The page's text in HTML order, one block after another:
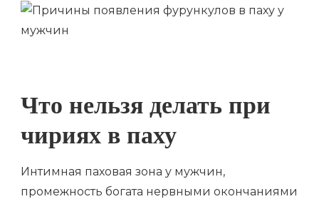
Что нельзя делать при
чириях в паху
Интимная паховая зона у мужчин,
промежность богата нервными окончаниями